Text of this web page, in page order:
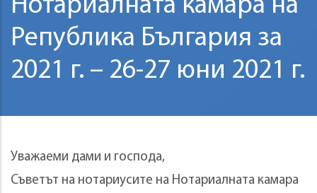
Нотариалната камара на
Република България за
2021 г. – 26-27 юни 2021 г.
Уважаеми дами и господа,
Съветът на нотариусите на Нотариалната камара